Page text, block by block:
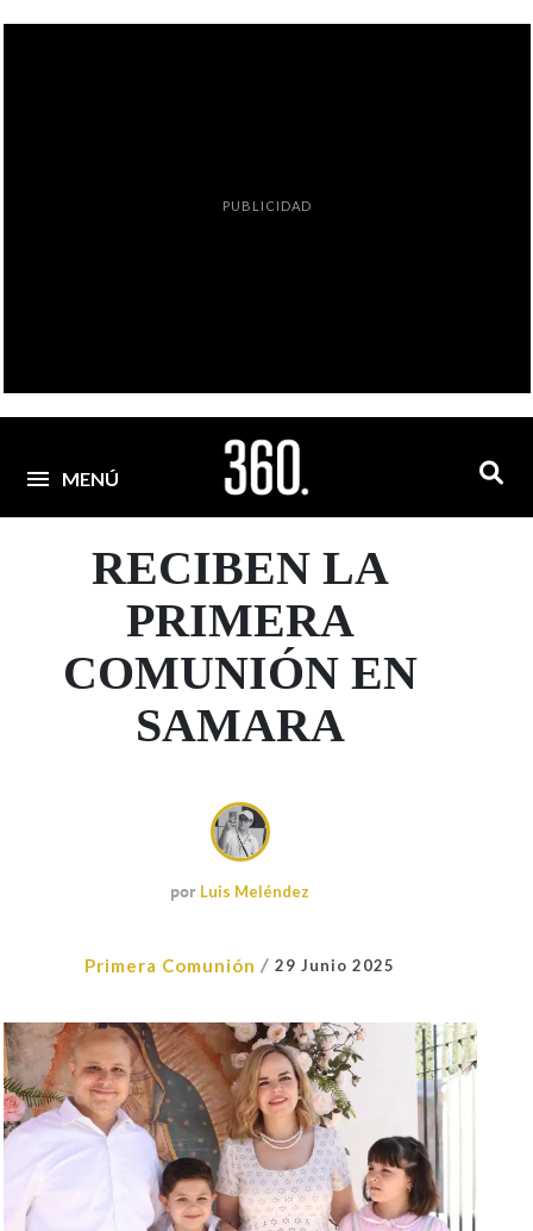
PUBLICIDAD
MENÚ
RECIBEN LA
PRIMERA
COMUNIÓN EN
SAMARA
por Luis Meléndez
Primera Comunión / 29 Junio 2025